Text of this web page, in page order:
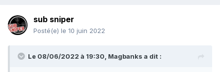
sub sniper
Posté(e) le 10 juin 2022
Le 08/06/2022 à 19:30, Magbanks a dit :